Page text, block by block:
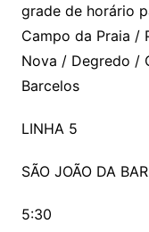
grade de horário
Campo da Praia /
Nova / Degredo /
Barcelos
LINHA 5
SÃO JOÃO DA
5:30